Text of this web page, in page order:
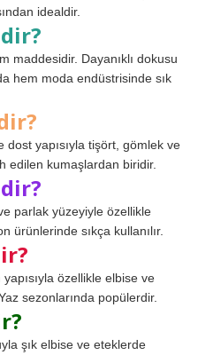
idealdir.
maddesidir. Dayanıklı dokusu
hem moda endüstrisinde sık
yapısıyla tişört, gömlek ve
edilen kumaşlardan biridir.
parlak yüzeyiyle özellikle
ürünlerinde sıkça kullanılır.
özellikle elbise ve
sezonlarında popülerdir.
şık elbise ve eteklerde